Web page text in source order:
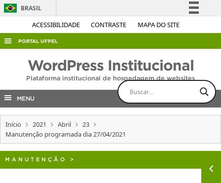
ACESSIBILIDADE CONTRASTE MAPA DO SITE
BRASIL
Simplifique!
Acesso à informação
Legislação
PORTAL UFPEL
AUDITORIA
COBALTO
CONCURSOS
EDITAIS
OUVIDORIA
WordPress Institucional
Plataforma institucional de hospedagem de websites
MENU
Início 2021 Abril
23
Manutenção programada dia 27/04/2021
MANUTENÇÃO >